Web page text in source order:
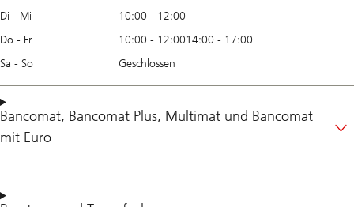
Di - Mi
10:00 - 12:00
Do - Fr
10:00 - 12:0014:00 - 17:00
Sa - So
Geschlossen
Bancomat, Bancomat Plus, Multimat und Bancomat
mit Euro